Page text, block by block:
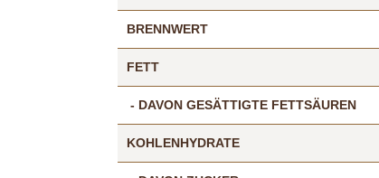
BRENNWERT
FETT
- DAVON GESÄTTIGTE FETTSÄUREN
KOHLENHYDRATE